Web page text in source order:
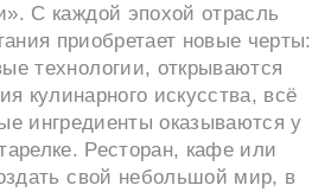
С каждой эпохой отрасль
приобретает новые черты:
технологии, открываются
кулинарного искусства, всё
ингредиенты оказываются у
Ресторан, кафе или
свой небольшой мир, в